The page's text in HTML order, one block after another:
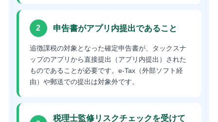
2 申告書がアプリ内提出であること
追徴課税の対象となった確定申告書が、タックスナ
ップのアプリから直接提出（アプリ内提出）された
ものであることが必要です。e-Tax（外部ソフト経
由）や郵送での提出は対象外です。
税理士監修リスクチェックを受けて